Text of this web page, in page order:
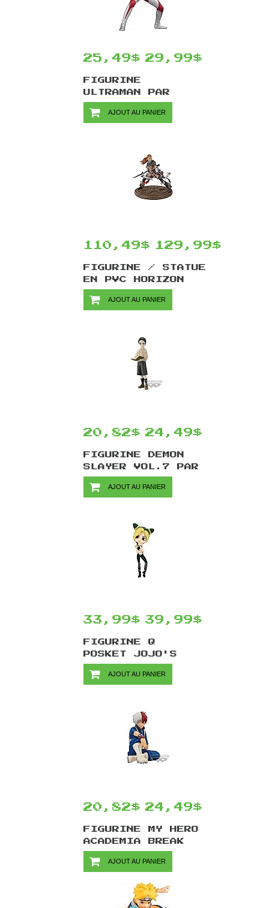
25,49$ 29,99$
FIGURINE
ULTRAMAN PAR
BANPRESTO - GAIA
AJOUT AU PANIER
110,49$ 129,99$
FIGURINE / STATUE
EN PVC HORIZON
FORBIDDEN WEST PAR
DARK HORSE COMICS -
AJOUT AU PANIER
20,82$ 24,49$
FIGURINE DEMON
SLAYER VOL.7 PAR
BANPRESTO -
MUZAN KIBUTSUJI
AJOUT AU PANIER
33,99$ 39,99$
FIGURINE Q
POSKET JOJO'S
BIZARRE
ADVENTURE STONE
JOLYNE CUJOH
VER.A 15 CM
AJOUT AU PANIER
20,82$ 24,49$
FIGURINE MY HERO
ACADEMIA BREAK
TIME COLLECTION
VOL.3 PAR
SHOTO TODOROKI
AJOUT AU PANIER